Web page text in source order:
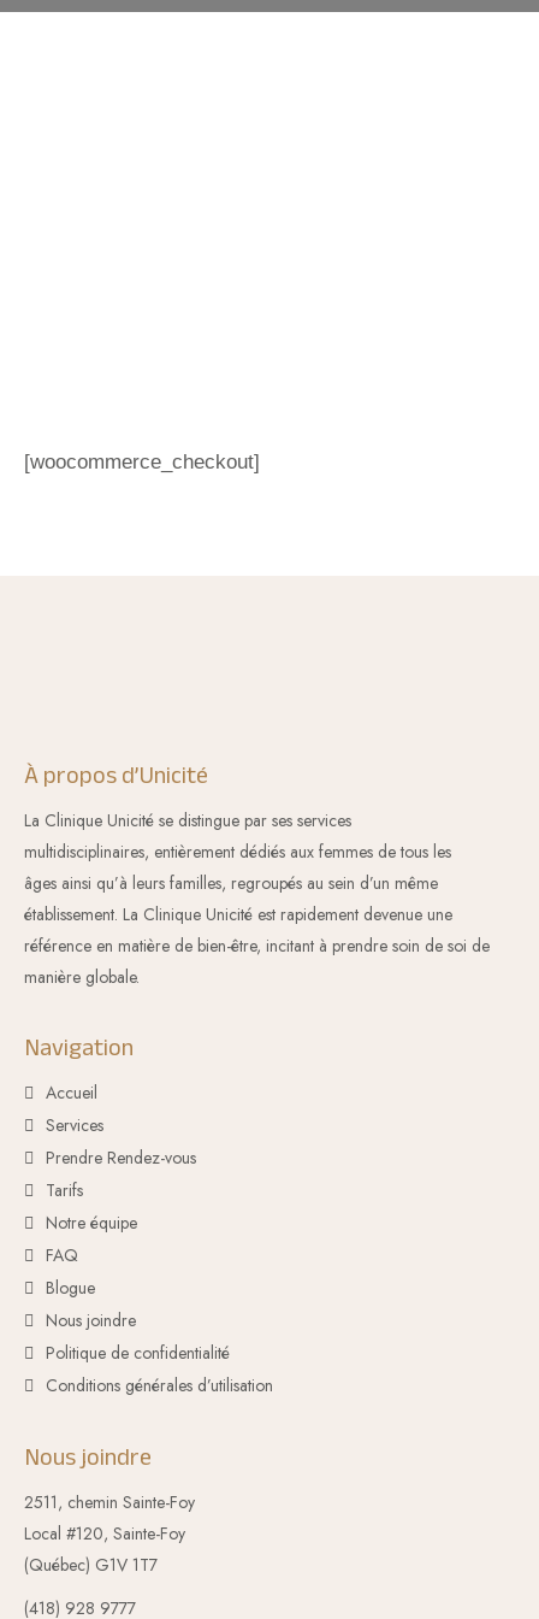
[woocommerce_checkout]
À propos d’Unicité
La Clinique Unicité se distingue par ses services
multidisciplinaires, entièrement dédiés aux femmes de tous les
âges ainsi qu’à leurs familles, regroupés au sein d’un même
établissement. La Clinique Unicité est rapidement devenue une
référence en matière de bien-être, incitant à prendre soin de soi de
manière globale.
Navigation
Accueil
Services
Prendre Rendez-vous
Tarifs
Notre équipe
FAQ
Blogue
Nous joindre
Politique de confidentialité
Conditions générales d’utilisation
Nous joindre
2511, chemin Sainte-Foy
Local #120, Sainte-Foy
(Québec) G1V 1T7
(418) 928 9777